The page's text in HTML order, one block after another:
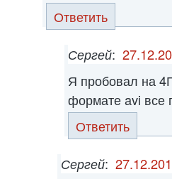
Ответить
Сергей:
Я пробовал на
формате avi все
Ответить
Сергей: